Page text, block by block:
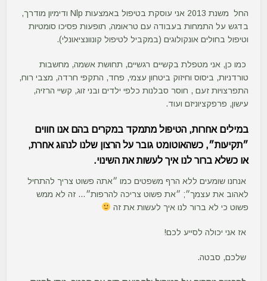
החל משנת 2013 אני עוסקת בטיפול באמצעות Nlp ודימיון מודרך,
בדגש על התמחות בעבודה עם טראומה, תופעות פסיכו סומטיות
וטיפול בחולים אונקולוגים (במקביל לטיפול קונוונציאונלי).
כמו כן, אני מטפלת בקשיים רגשיים, תחושת אשמה, מחשבות
טורדניות, ביסוס וחיזוק ביטחון עצמי, פחד, התקפי חרדה, מצבי רוח,
התפרצויות זעם , חוסר סבלנות כלפי ילדים ובני זוג, קשיי הרזיה,
עישון, פרפקציוניזם ועוד.
במילים אחרות, הטיפול מתמקד במקרים בהם אנו חווים
״תקיעות״, כשהאוטומט גובר על הרצון שלנו לנהוג אחרת,
או כשלא ברור לנו איך לעשות את השינוי.
אנחנו שומעים ללא הרף משפטים כמו ״אתה פשוט צריך להתחיל
לאהוב את עצמך״; ״את פשוט צריכה להרפות״… זה לא ממש
פשוט כי לא ברור לנו איך לעשות את זה
אז אני יכולה לסייע לכם!
שלכם, סבטה.